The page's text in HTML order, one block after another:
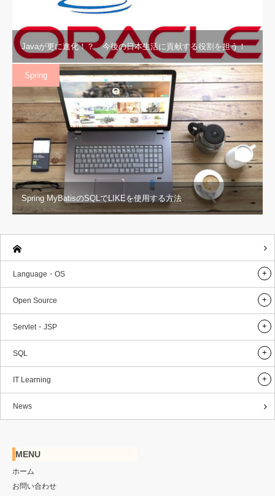
Javaが更に進化！？ 今後の日本生活に貢献する役割を担う！
Spring
Spring MyBatisのSQLでLIKEを使用する方法
Language・OS
Open Source
Servlet・JSP
SQL
IT Learning
News
MENU
ホーム
お問い合わせ